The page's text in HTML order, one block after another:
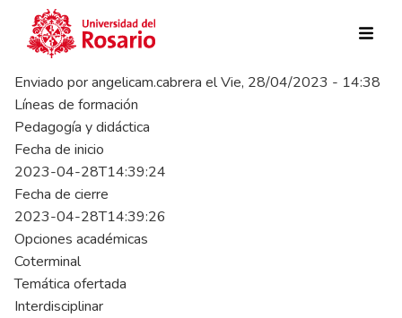
Pasar al contenido principal
Enviado porangelicam.cabrera elVie, 28/04/2023 - 14:38
Líneas de formación
Pedagogía y didáctica
Fecha de inicio
2023-04-28T14:39:24
Fecha de cierre
2023-04-28T14:39:26
Opciones académicas
Coterminal
Temática ofertada
Interdisciplinar